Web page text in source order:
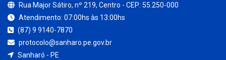
Rua Major Sátiro, nº 219, Centro - CEP: 55.250-000
Atendimento: 07:00hs às 13:00hs
(87) 9 9140-7870
protocolo@sanharo.pe.gov.br
Sanharó - PE